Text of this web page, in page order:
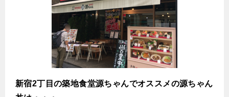
新宿2丁目の築地食堂源ちゃんでオススメの源ちゃん